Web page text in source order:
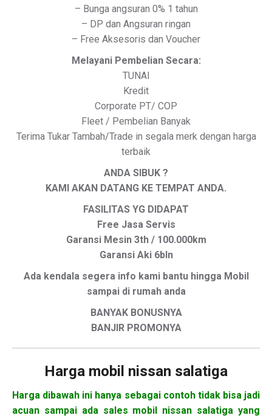
– Bunga angsuran 0% 1 tahun
– DP dan Angsuran ringan
– Free Aksesoris dan Voucher
Melayani Pembelian Secara:
TUNAI
Kredit
Corporate PT/ COP
Fleet / Pembelian Banyak
Terima Tukar Tambah/Trade in segala merk dengan harga
terbaik
ANDA SIBUK ?
KAMI AKAN DATANG KE TEMPAT ANDA.
FASILITAS YG DIDAPAT
Free Jasa Servis
Garansi Mesin 3th / 100.000km
Garansi Aki 6bln
Ada kendala segera info kami bantu hingga Mobil
sampai di rumah anda
BANYAK BONUSNYA
BANJIR PROMONYA
Harga mobil nissan salatiga
Harga dibawah ini hanya sebagai contoh tidak bisa jadi
acuan sampai ada sales mobil nissan salatiga yang